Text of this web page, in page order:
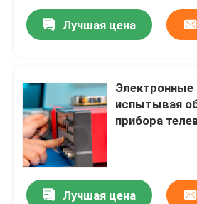
Лучшая цена
Электронные
испытывая
прибора
Лучшая цена